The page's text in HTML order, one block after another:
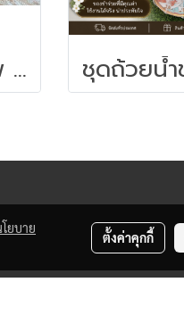
ของชำร่วยงานศพ แก้วกาแฟลายเบญจรงค์ขอบทอง
ยบาย
ตั้งค่าคุกกี้